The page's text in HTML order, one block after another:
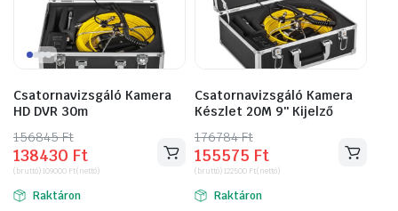
Csatornavizsgáló Kamera
HD DVR 30m
156845Ft
Original
price
was:
156845 Ft.
138430 Ft
Current
price
is:
138430 Ft.
(bruttó)109000 Ft(nettó)
Raktáron
Csatornavizsgáló Kamera
Készlet 20M 9″ Kijelző
176784Ft
Original
price
was:
176784 Ft.
155575 Ft
Current
price
is:
155575 Ft.
(bruttó)122500 Ft(nettó)
Raktáron